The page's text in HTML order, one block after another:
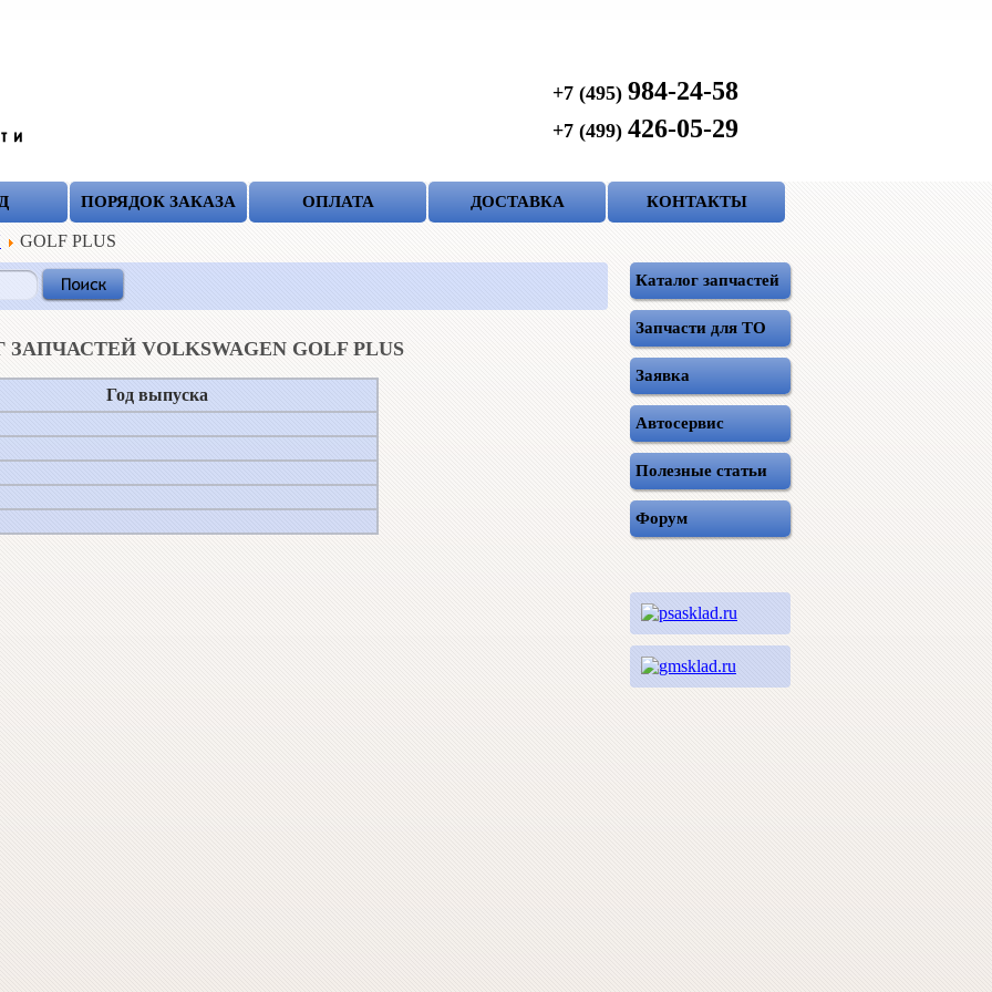
+7 (495) 984-24-58
+7 (499) 426-05-29
ПОРЯДОК ЗАКАЗА ОПЛАТА ДОСТАВКА КОНТАКТЫ
GOLF PLUS
VOLKSWAGEN GOLF PLUS
Год выпуска
Каталог запчастей
Запчасти для ТО
Заявка
Автосервис
Полезные статьи
Форум